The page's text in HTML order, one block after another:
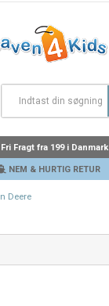
Fri Fragt fra 199 i Danmark
NEM & HURTIG RETUR
Deere